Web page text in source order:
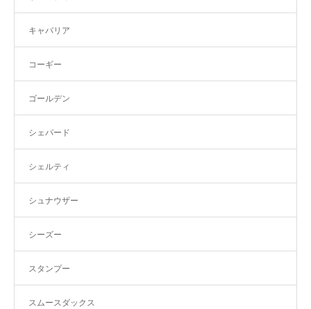
キャバリア
コーギー
ゴールデン
シェパード
シェルティ
シュナウザー
シーズー
スタンプー
スムースダックス